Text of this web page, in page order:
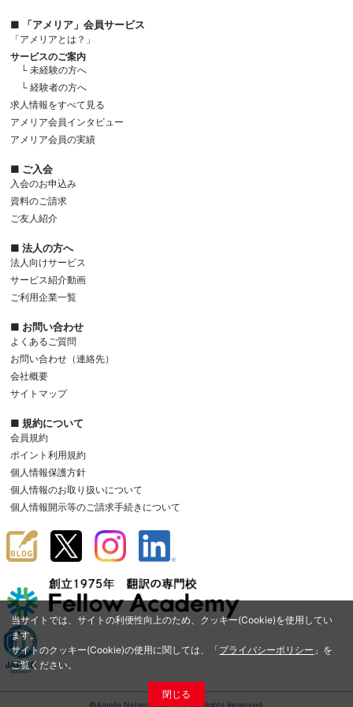
当サイトでは、サイトの利便性向上のため、クッキー(Cookie)を使用してい
ます。
サイトのクッキー(Cookie)の使用に関しては、「プライバシーポリシー 」を
ご覧ください。
閉じる
■ 「アメリア」会員サービス
「アメリアとは？」
サービスのご案内
└ 未経験の方へ
└ 経験者の方へ
求人情報をすべて見る
アメリア会員インタビュー
アメリア会員の実績
■ ご入会
入会のお申込み
資料のご請求
ご友人紹介
■ 法人の方へ
法人向けサービス
サービス紹介動画
ご利用企業一覧
■ お問い合わせ
よくあるご質問
お問い合わせ（連絡先）
会社概要
サイトマップ
■ 規約について
会員規約
ポイント利用規約
個人情報保護方針
個人情報のお取り扱いについて
個人情報開示等のご請求手続きについて
©Amelia Network Co.,Ltd. All Rights Reserved.